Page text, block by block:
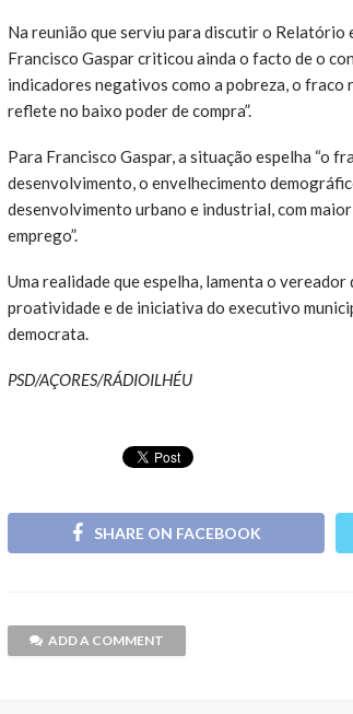
Na reunião que serviu para discutir o Relatório
Francisco Gaspar criticou ainda o facto de o
indicadores negativos como a pobreza, o
reflete no baixo poder de compra”.
Para Francisco Gaspar, a situação espelha “o
desenvolvimento, o envelhecimento
desenvolvimento urbano e industrial, com
emprego”.
Uma realidade que espelha, lamenta o
proatividade e de iniciativa do executivo
democrata.
PSD/AÇORES/RÁDIOILHÉU
SHARE ON FACEBOOK
ADD A COMMENT